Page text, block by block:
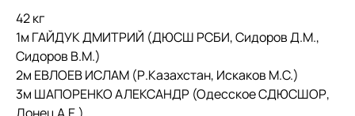
42 кг
1м ГАЙДУК ДМИТРИЙ (ДЮСШ РСБИ, Сидоров Д.М.,
Сидоров В.М.)
2м ЕВЛОЕВ ИСЛАМ (Р.Казахстан, Искаков М.С.)
3м ШАПОРЕНКО АЛЕКСАНДР (Одесское СДЮСШОР,